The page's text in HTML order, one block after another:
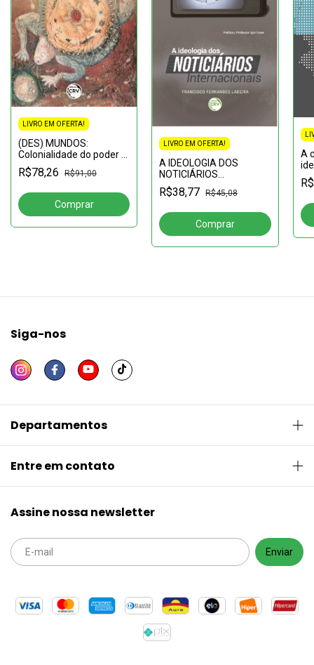
LIVRO EM OFERTA!
(DES) MUNDOS:
Colonialidade do poder e
do saber no campo da
saúde indígena
R$78,26 R$91,00
LIVRO EM OFERTA!
A IDEOLOGIA DOS
NOTICIÁRIOS
INTERNACIONAIS
R$38,77 R$45,08
A
Siga-nos
Departamentos
Entre em contato
Assine nossa newsletter